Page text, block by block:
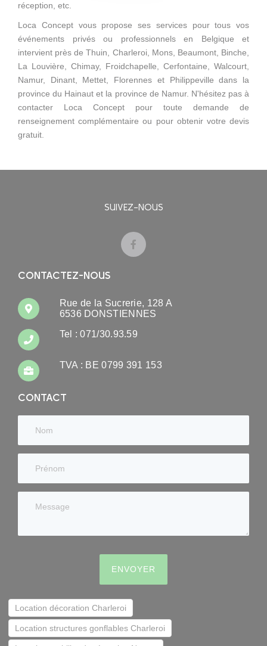
réception, etc.
Loca Concept vous propose ses services pour tous vos
événements privés ou professionnels en Belgique et
intervient près de Thuin, Charleroi, Mons, Beaumont, Binche,
La Louvière, Chimay, Froidchapelle, Cerfontaine, Walcourt,
Namur, Dinant, Mettet, Florennes et Philippeville dans la
province du Hainaut et la province de Namur. N'hésitez pas à
contacter Loca Concept pour toute demande de
renseignement complémentaire ou pour obtenir votre devis
gratuit.
SUIVEZ-NOUS
CONTACTEZ-NOUS
Rue de la Sucrerie, 128 A
6536 DONSTIENNES
Tel : 071/30.93.59
TVA : BE 0799 391 153
CONTACT
ENVOYER
Location décoration Charleroi
Location structures gonflables Charleroi